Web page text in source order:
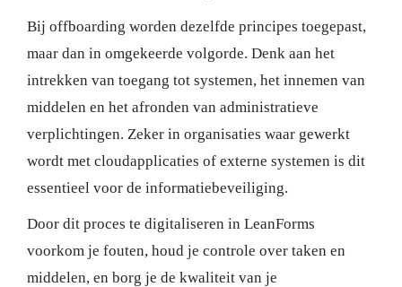
Bij offboarding worden dezelfde principes toegepast,
maar dan in omgekeerde volgorde. Denk aan het
intrekken van toegang tot systemen, het innemen van
middelen en het afronden van administratieve
verplichtingen. Zeker in organisaties waar gewerkt
wordt met cloudapplicaties of externe systemen is dit
essentieel voor de informatiebeveiliging.
Door dit proces te digitaliseren in LeanForms
voorkom je fouten, houd je controle over taken en
middelen, en borg je de kwaliteit van je